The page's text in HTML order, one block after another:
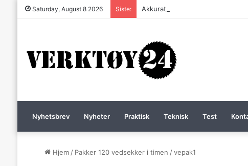
Saturday, August 8 2026 Siste: Akkurat nå er batteri-bordsaga til
Nyhetsbrev Nyheter Praktisk Teknisk Test
Hjem / Pakker 120 vedsekker i timen /vepak1